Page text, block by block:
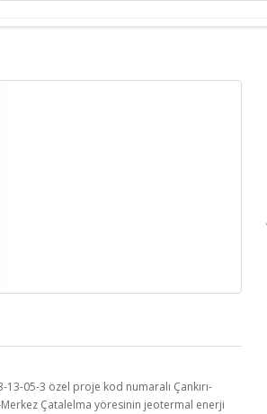
13-05-3 özel proje kod numaralı Çankırı-
Merkez Çatalelma yöresinin jeotermal enerji